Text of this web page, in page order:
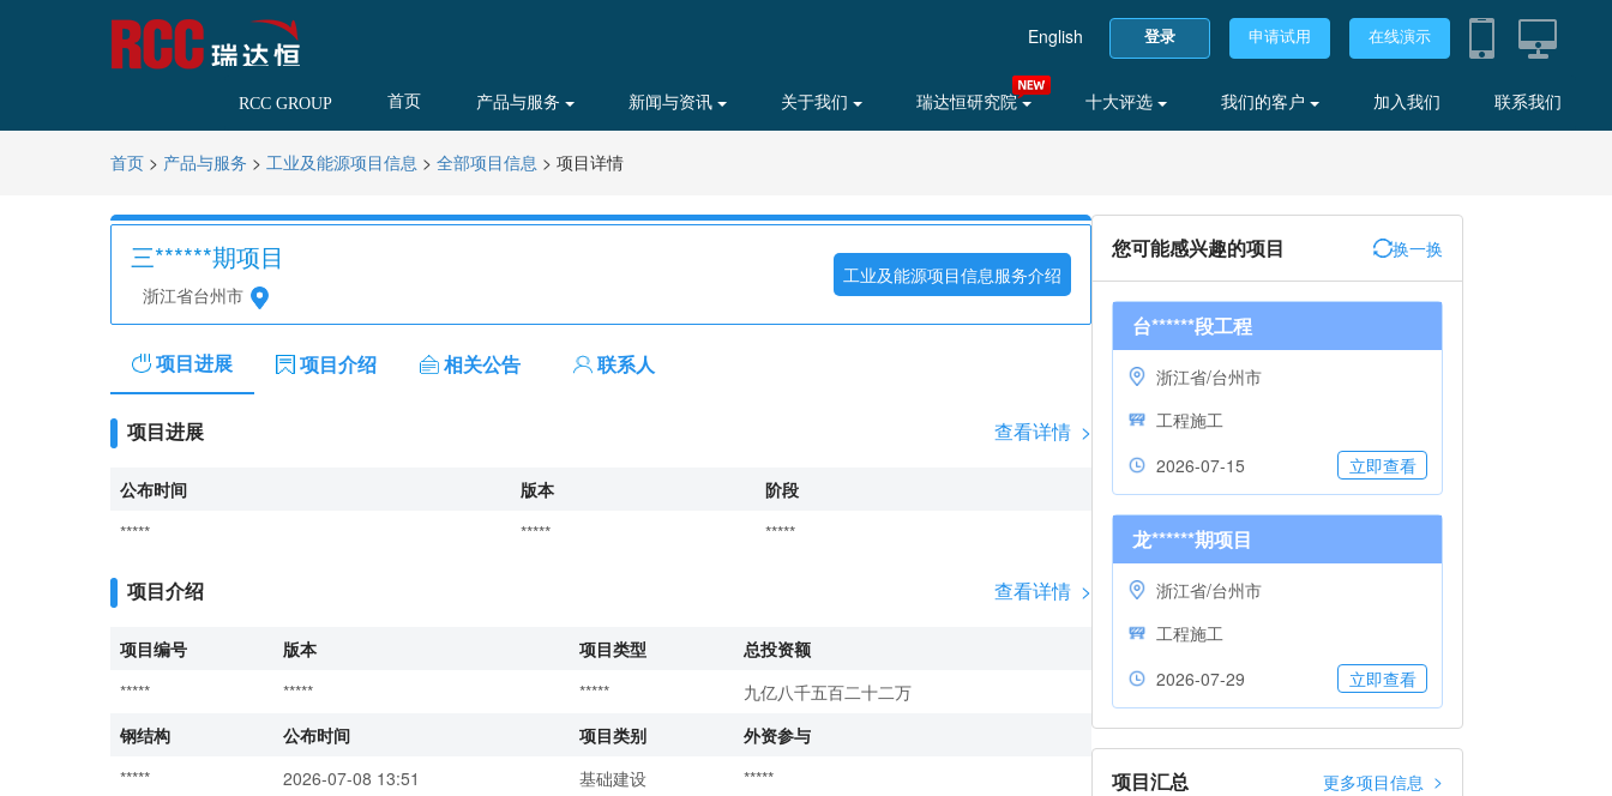
English 登录 申请试用 在线演示
RCC GROUP 首页 产品与服务 新闻与资讯 关于我们 瑞达恒研究院 十大评选 我们的客户 加入我们 联系我们
首页 > 产品与服务 > 工业及能源项目信息 > 全部项目信息 > 项目详情
三******期项目
浙江省台州市
工业及能源项目信息服务介绍
项目进展 项目介绍 相关公告 联系人
项目进展 查看详情 >
公布时间 版本
阶段
*****
***** *****
项目介绍 查看详情 >
项目编号 版本 项目类型
总投资额
*****
***** *****
九亿八千五百二十二万
钢结构
公布时间 项目类别
外资参与
*****
2026-07-08 13:51 基础建设
*****
您可能感兴趣的项目 换一换
台******段工程
浙江省/台州市
工程施工
2026-07-15
立即查看
龙******期项目
浙江省/台州市
工程施工
2026-07-29
立即查看
项目汇总 更多项目信息 >